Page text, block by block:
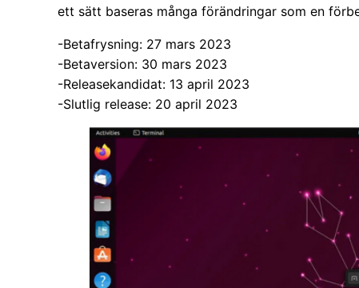
ett sätt baseras många förändringar som en
-Betafrysning: 27 mars 2023
-Betaversion: 30 mars 2023
-Releasekandidat: 13 april 2023
-Slutlig release: 20 april 2023